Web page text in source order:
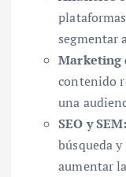
segmentar
Marketing
contenido
una
SEO y SEM:
búsqueda
aumentar